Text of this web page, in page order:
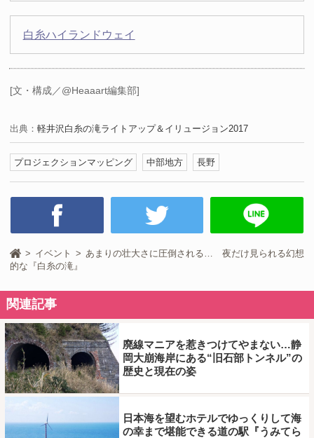
白糸ハイランドウェイ
[文・構成／@Heaaart編集部]
出典： 軽井沢白糸の滝ライトアップ＆イリュージョン2017
プロジェクションマッピング 中部地方 長野
イベント
あまりの壮大さに圧倒される… 夜だけ見られる幻想
的な『白糸の滝』
関連記事
廃線マニアを惹きつけてやまない…静
岡大崩海岸にある“旧石部トンネル”の
歴史と現在の姿
日本海を望むホテルでゆっくりして海
の幸まで堪能できる道の駅『うみてら